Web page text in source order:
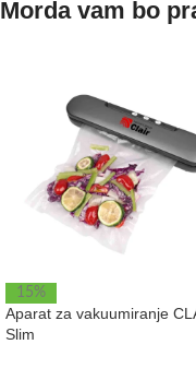
Morda vam bo
15%
Aparat za vakuumiranje
Slim